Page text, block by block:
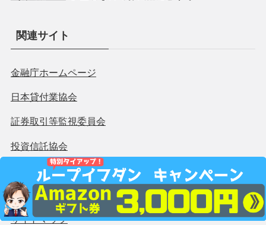
＼毎日コツコツ ツイート中／
長期運用のループイフダンに大切な為替相場情報やお役
立ち情報やブログ更新を Twitter で発信中！